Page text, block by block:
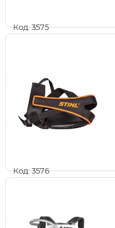
Код: 3575
Код: 3576